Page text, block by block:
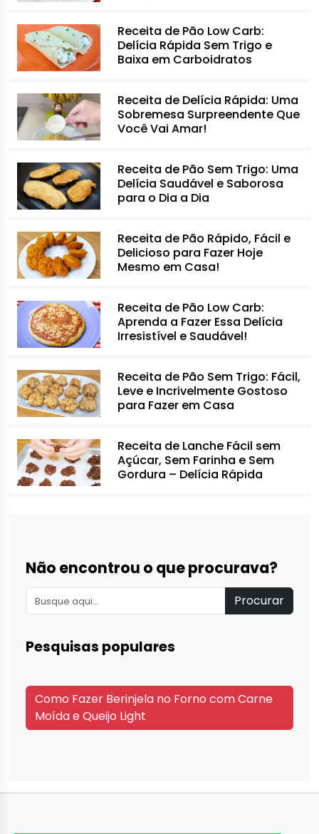
Receita de Pão Low Carb:
Delícia Rápida Sem Trigo e
Baixa em Carboidratos
Receita de Delícia Rápida: Uma
Sobremesa Surpreendente Que
Você Vai Amar!
Receita de Pão Sem Trigo: Uma
Delícia Saudável e Saborosa
para o Dia a Dia
Receita de Pão Rápido, Fácil e
Delicioso para Fazer Hoje
Mesmo em Casa!
Receita de Pão Low Carb:
Aprenda a Fazer Essa Delícia
Irresistível e Saudável!
Receita de Pão Sem Trigo: Fácil,
Leve e Incrivelmente Gostoso
para Fazer em Casa
Receita de Lanche Fácil sem
Açúcar, Sem Farinha e Sem
Gordura – Delícia Rápida
Não encontrou o que procurava?
Procurar
Pesquisas populares
Como Fazer Berinjela no Forno com Carne
Moída e Queijo Light